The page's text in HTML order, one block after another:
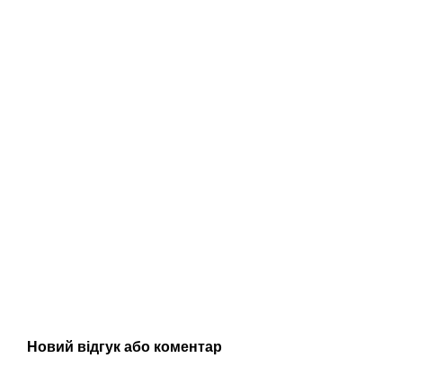
Новий відгук або коментар